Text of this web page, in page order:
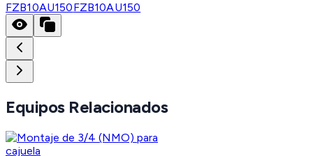
FZB10AU150FZB10AU150
Equipos Relacionados